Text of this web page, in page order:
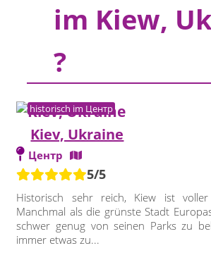
im Kiew,
?
historisch im Центр
Kiev, Ukraine
Центр
5/5
Historisch sehr reich, Kiew ist voller
Manchmal als die grünste Stadt
schwer genug von seinen Parks zu
immer etwas zu...